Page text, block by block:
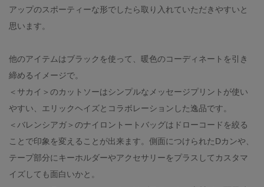
アップのスポーティーな形でしたら取り入れていただきやすいと
思います。
他のアイテムはブラックを使って、暖色のコーディネートを引き
締めるイメージで。
＜サカイ＞のカットソーはシンプルなメッセージプリントが使い
やすい、エリックヘイズとコラボレーションした逸品です。
＜バレンシアガ＞のナイロントートバッグはドローコードを絞る
ことで印象を変えることが出来ます。側面につけられたDカンや、
テープ部分にキーホルダーやアクセサリーをプラスしてカスタマ
イズしても面白いかと。